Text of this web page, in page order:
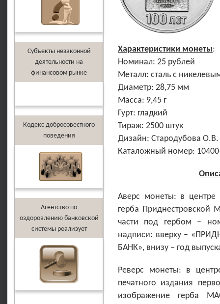
Субъекты незаконной
деятельности на
финансовом рынке
Кодекс добросовестного
поведения
Агентство по
оздоровлению банковской
системы реализует
Характеристики монеты:
Номинал: 25 рублей
Металл: сталь с
Диаметр: 28,75 мм
Масса: 9,45 г
Гурт: гладкий
Тираж: 2500 штук
Дизайн: Стародубова О.В.
Каталожный номер:
Аверс монеты: в центре
герба Приднестровской
части под гербом –
надписи: вверху –
БАНК», внизу – год
Реверс монеты: в
печатного издания
изображение герба